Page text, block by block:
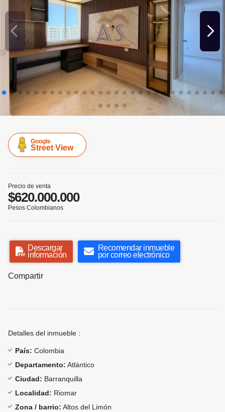
Google
Street View
Precio de venta
$620.000.000
Pesos Colombianos
Descargar
información
Recomendar inmueble
por correo electrónico
Compartir
Detalles del inmueble :
País: Colombia
Departamento: Atlántico
Ciudad: Barranquilla
Localidad: Riomar
Zona / barrio: Altos del Limón